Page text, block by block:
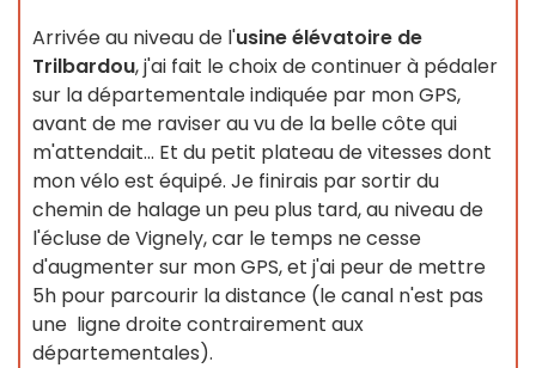
Arrivée au niveau de l'usine élévatoire de
Trilbardou, j'ai fait le choix de continuer à pédaler
sur la départementale indiquée par mon GPS,
avant de me raviser au vu de la belle côte qui
m'attendait... Et du petit plateau de vitesses dont
mon vélo est équipé. Je finirais par sortir du
chemin de halage un peu plus tard, au niveau de
l'écluse de Vignely, car le temps ne cesse
d'augmenter sur mon GPS, et j'ai peur de mettre
5h pour parcourir la distance (le canal n'est pas
une ligne droite contrairement aux
départementales).